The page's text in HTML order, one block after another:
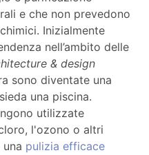
e che non prevedono
Inizialmente
nell’ambito delle
& design
sono diventate una
una piscina.
utilizzate
l'ozono o altri
pulizia efficace